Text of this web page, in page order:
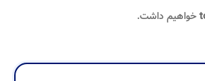
خواهیم داشت.